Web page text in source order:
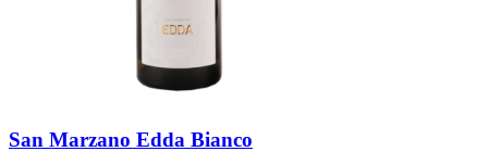
San Marzano Edda Bianco